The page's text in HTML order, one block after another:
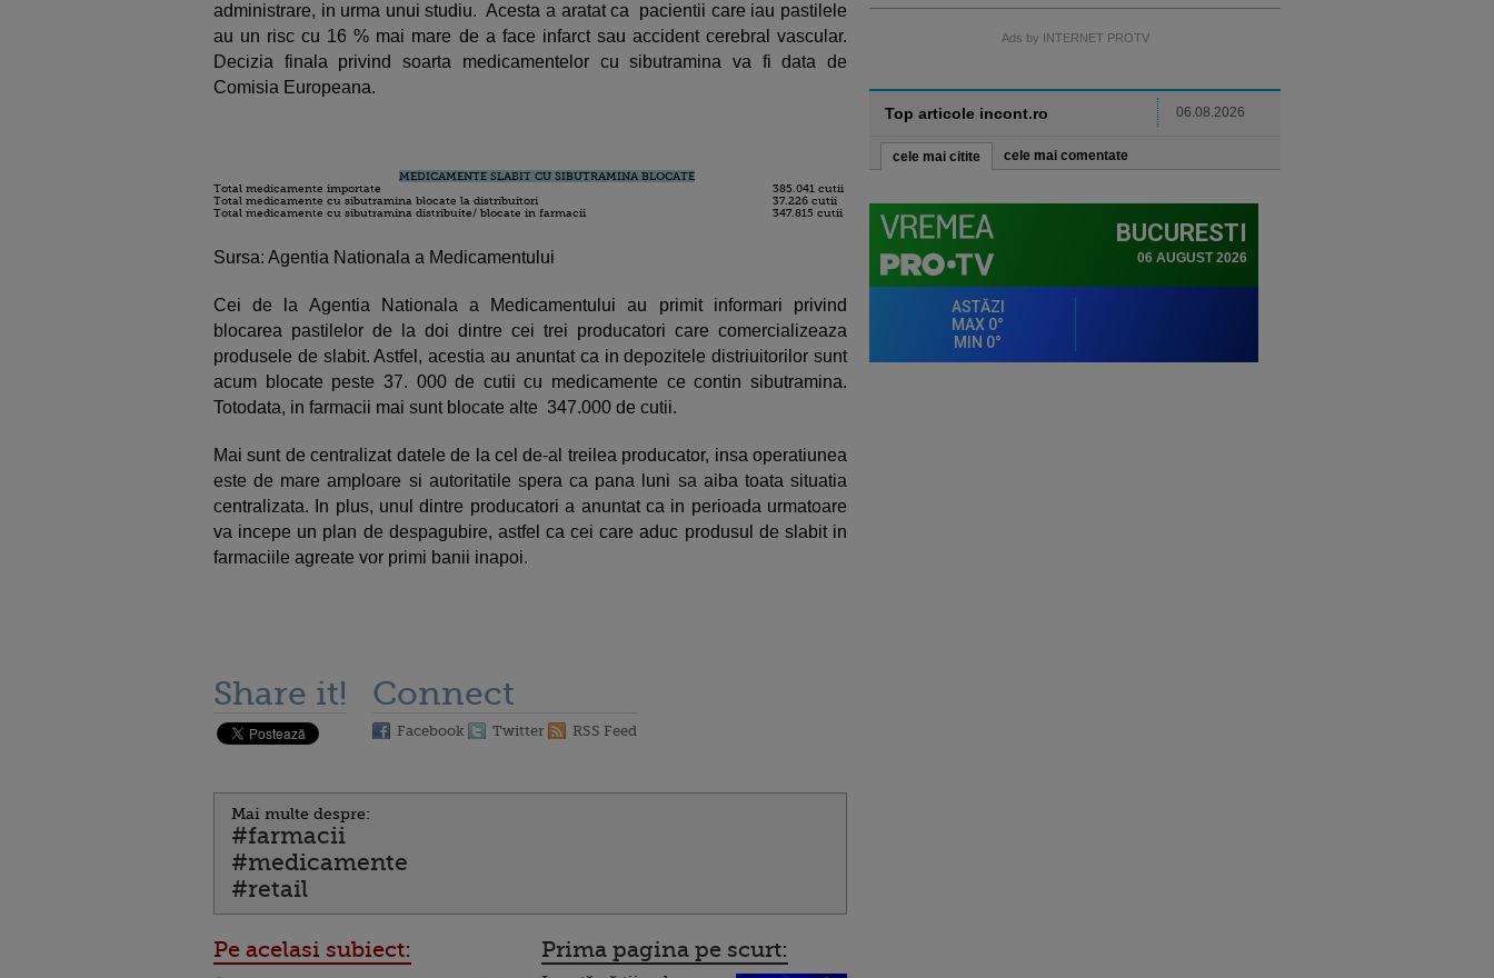
administrare, in urma unui studiu. Acesta a aratat ca pacientii care iau pastilele
au un risc cu 16 % mai mare de a face infarct sau accident cerebral vascular.
Decizia finala privind soarta medicamentelor cu sibutramina va fi data de
Comisia Europeana.
MEDICAMENTE SLABIT CU SIBUTRAMINA BLOCATE
Total medicamente importate
385.041 cutii
Total medicamente cu sibutramina blocate la distribuitori
37.226 cutii
Total medicamente cu sibutramina distribuite/ blocate in farmacii
347.815 cutii
Sursa: Agentia Nationala a Medicamentului
Cei de la Agentia Nationala a Medicamentului au primit informari privind
blocarea pastilelor de la doi dintre cei trei producatori care comercializeaza
produsele de slabit. Astfel, acestia au anuntat ca in depozitele distriuitorilor sunt
acum blocate peste 37. 000 de cutii cu medicamente ce contin sibutramina.
Totodata, in farmacii mai sunt blocate alte 347.000 de cutii.
Mai sunt de centralizat datele de la cel de-al treilea producator, insa operatiunea
este de mare amploare si autoritatile spera ca pana luni sa aiba toata situatia
centralizata. In plus, unul dintre producatori a anuntat ca in perioada urmatoare
va incepe un plan de despagubire, astfel ca cei care aduc produsul de slabit in
farmaciile agreate vor primi banii inapoi.
Share it! Connect
Facebook Twitter RSS Feed
Mai multe despre:
#farmacii
#medicamente
#retail
Pe acelasi subiect: Prima pagina pe scurt:
Ads by INTERNET PROTV
Top articole incont.ro 06.08.2026
cele mai citite cele mai comentate